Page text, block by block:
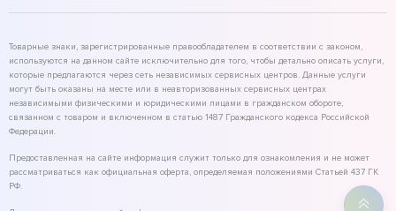
Товарные знаки, зарегистрированные правообладателем в соответствии с законом,
используются на данном сайте исключительно для того, чтобы детально описать услуги,
которые предлагаются через сеть независимых сервисных центров. Данные услуги
могут быть оказаны на месте или в неавторизованных сервисных центрах
независимыми физическими и юридическими лицами в гражданском обороте,
связанном с товаром и включенном в статью 1487 Гражданского кодекса Российской
Федерации.
Предоставленная на сайте информация служит только для ознакомления и не может
рассматриваться как официальная оферта, определяемая положениями Статьей 437 ГК
РФ.